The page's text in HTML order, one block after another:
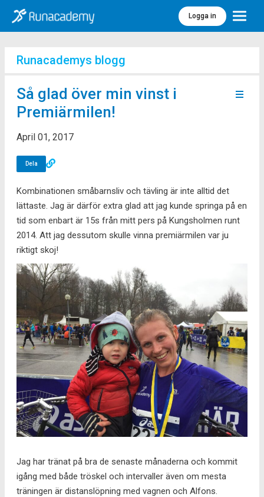
Logga in Meny
Runacademys blogg
Så glad över min vinst i
Premiärmilen!
April 01, 2017
Dela
Kombinationen småbarnsliv och tävling är inte alltid det
lättaste. Jag är därför extra glad att jag kunde springa på en
tid som enbart är 15s från mitt pers på Kungsholmen runt
2014. Att jag dessutom skulle vinna premiärmilen var ju
riktigt skoj!
Jag har tränat på bra de senaste månaderna och kommit
igång med både tröskel och intervaller även om mesta
träningen är distanslöpning med vagnen och Alfons.